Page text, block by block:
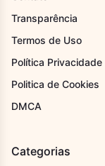
Transparência
Termos de Uso
Política Privacidade
Politica de Cookies
DMCA
Categorias